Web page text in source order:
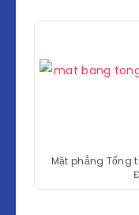
Mặt phẳng Tổng